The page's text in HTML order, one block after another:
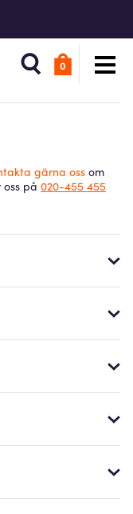
0
gärna oss om
på 020-455 455